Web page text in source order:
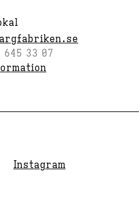
33 07
Instagram